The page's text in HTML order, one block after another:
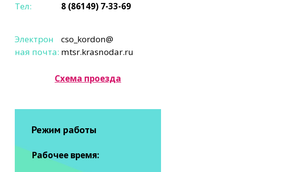
Тел: 8 (86149) 7-33-69
Электрон
ная почта:
cso_kordon@
mtsr.krasnodar.ru
Схема проезда
Режим работы
Рабочее время: